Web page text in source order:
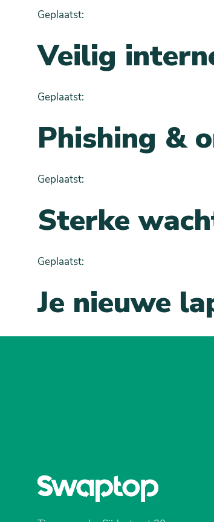
Geplaatst:
Veilig
Geplaatst:
Phishing &
Geplaatst:
Sterke
Geplaatst:
Je nieuwe